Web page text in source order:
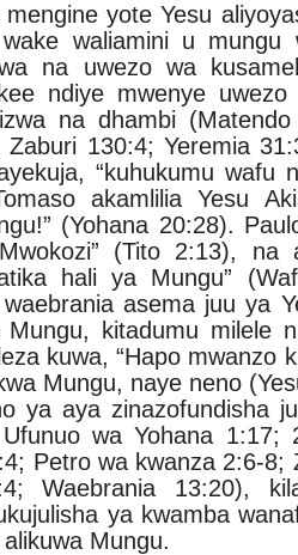
mengine yote Yesu
waliamini u mungu
na uwezo wa
ndiye mwenye
na dhambi
Zaburi 130:4; Yeremia
“kuhukumu wafu
akamlilia Yesu
(Yohana 20:28).
(Tito 2:13), na
hali ya Mungu”
asema juu ya
Mungu, kitadumu milele
kuwa, “Hapo mwanzo
Mungu, naye neno
ya aya zinazofundisha
wa Yohana 1:17;
Petro wa kwanza 2:6-
Waebrania 13:20),
ya kwamba
Mungu.